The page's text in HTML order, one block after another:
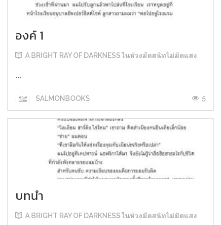
องค์ 1
A BRIGHT RAY OF DARKNESS ในห้วงมืดสนิทไม่มิดแสง
...
SALMONBOOKS 5
บทนำ
A BRIGHT RAY OF DARKNESS ในห้วงมืดสนิทไม่มิดแสง